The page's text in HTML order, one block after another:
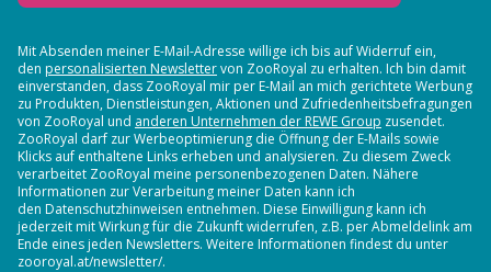
Mit Absenden meiner E-Mail-Adresse willige ich bis auf Widerruf ein,
den personalisierten Newslettervon ZooRoyal zu erhalten. Ich bin damit
einverstanden, dass ZooRoyal mir per E-Mail an mich gerichtete Werbung
zu Produkten, Dienstleistungen, Aktionen und Zufriedenheitsbefragungen
von ZooRoyal und anderen Unternehmen der REWE Group zusendet.
ZooRoyal darf zur Werbeoptimierung die Öffnung der E-Mails sowie
Klicks auf enthaltene Links erheben und analysieren. Zu diesem Zweck
verarbeitet ZooRoyal meine personenbezogenen Daten. Nähere
Informationen zur Verarbeitung meiner Daten kann ich
den Datenschutzhinweisen entnehmen. Diese Einwilligung kann ich
jederzeit mit Wirkung für die Zukunft widerrufen, z.B. per Abmeldelink am
Ende eines jeden Newsletters. Weitere Informationen findest du unter
zooroyal.at/newsletter/.